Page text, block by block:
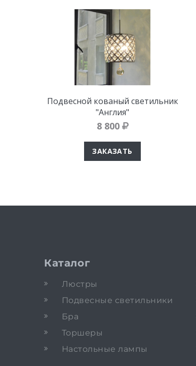
Подвесной кованый светильник
"Англия"
8 800
ЗАКАЗАТЬ
Каталог
Люстры
Подвесные светильники
Бра
Торшеры
Настольные лампы